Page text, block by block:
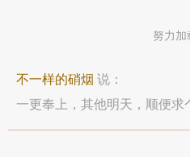
努力加
不一样的硝烟 说：
一更奉上，其他明天，顺便求